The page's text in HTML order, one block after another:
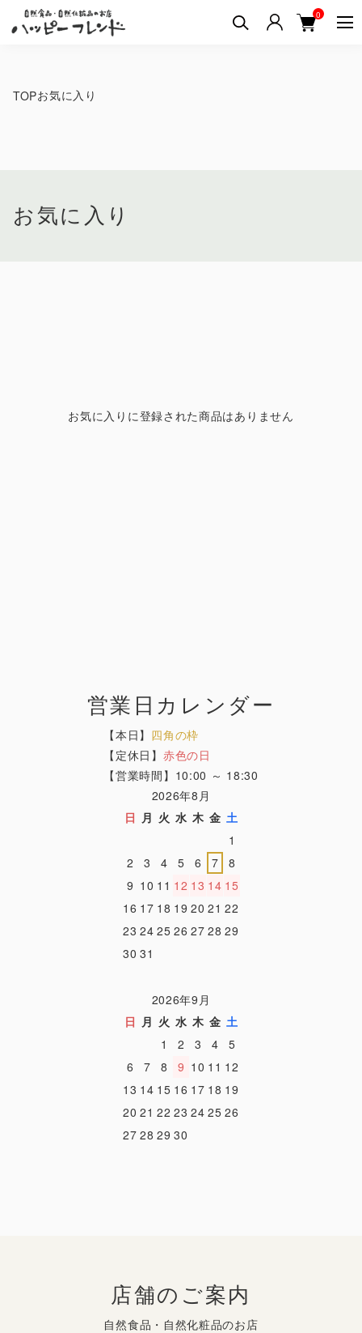
0
TOPお気に入り
お気に入り
お気に入りに登録された商品はありません
営業日カレンダー
【本日】 四角の枠
【定休日】 赤色の日
【営業時間】10:00 ～ 18:30
2026年8月
日 月 火 水 木 金 土
1
2
3 4 5 6 7
8
9 10 11 12 13 14 15
16 17 18 19 20 21 22
23 24 25 26 27 28 29
30 31
2026年9月
日 月 火 水 木 金 土
1
2 3 4
5
6
7 8 9 10 11 12
13 14 15 16 17 18 19
20 21 22 23 24 25 26
27 28 29 30
店舗のご案内
自然食品・自然化粧品のお店